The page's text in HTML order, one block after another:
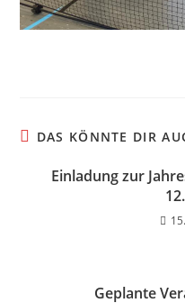
DAS KÖNNTE DIR
Einladung zur
Geplante